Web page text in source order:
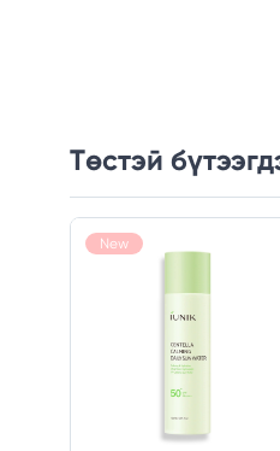
Төстэй
New